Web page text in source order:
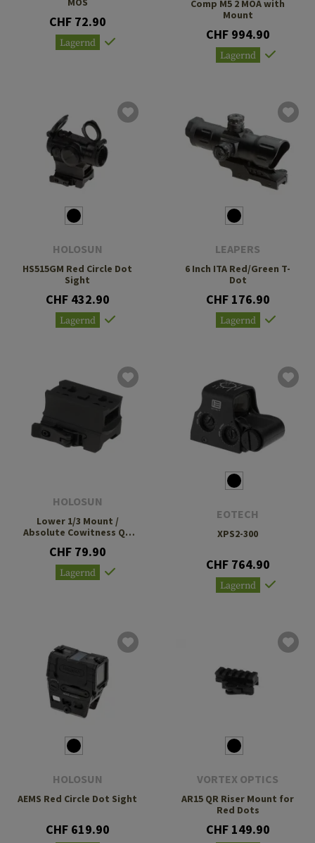
CHF 72.90
Lagernd
Comp M5 2 MOA with
Mount
CHF 994.90
Lagernd
HOLOSUN
HS515GM Red Circle Dot
Sight
CHF 432.90
Lagernd
LEAPERS
6 Inch ITA Red/Green T-
Dot
CHF 176.90
Lagernd
HOLOSUN
Lower 1/3 Mount /
Absolute Cowitness QD
CHF 79.90
Lagernd
EOTECH
XPS2-300
CHF 764.90
Lagernd
HOLOSUN
AEMS Red Circle Dot Sight
CHF 619.90
VORTEX OPTICS
AR15 QR Riser Mount for
Red Dots
CHF 149.90